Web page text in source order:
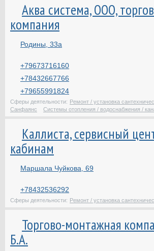
Аква система, ООО,
компания
Родины, 33а
+79673716160
+78432667766
+79655991824
Сферы деятельности: Ремонт / установка
Санфаянс
Системы отопления / водоснабжения /
Каллиста, сервисный
кабинам
Маршала Чуйкова, 69
+78432536292
Сферы деятельности: Ремонт / установка
Торгово-монтажная
Б.А.